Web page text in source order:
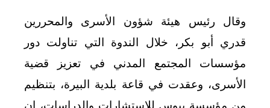
وقال رئيس هيئة شؤون الأسرى والمحررين
قدري أبو بكر، خلال الندوة التي تناولت دور
مؤسسات المجتمع المدني في تعزيز قضية
الأسرى، وعقدت في قاعة بلدية البيرة، بتنظيم
من مؤسسة يبوس للاستشارات والدراسات، إن